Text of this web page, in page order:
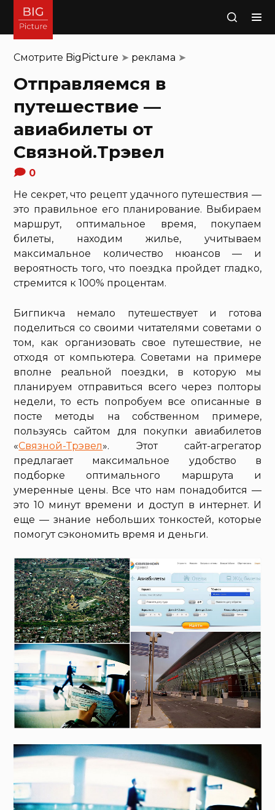
Поиск
Смотрите BigPicture ➤ реклама ➤
Отправляемся в
путешествие —
авиабилеты от
Связной.Трэвел
0
Не секрет, что рецепт удачного путешествия —
это правильное его планирование. Выбираем
маршрут, оптимальное время, покупаем
билеты, находим жилье, учитываем
максимальное количество нюансов — и
вероятность того, что поездка пройдет гладко,
стремится к 100% процентам.
Бигпикча немало путешествует и готова
поделиться со своими читателями советами о
том, как организовать свое путешествие, не
отходя от компьютера. Советами на примере
вполне реальной поездки, в которую мы
планируем отправиться всего через полторы
недели, то есть попробуем все описанные в
посте методы на собственном примере,
пользуясь сайтом для покупки авиабилетов
«Связной-Трэвел». Этот сайт-агрегатор
предлагает максимальное удобство в
подборке оптимального маршрута и
умеренные цены. Все что нам понадобится —
это 10 минут времени и доступ в интернет. И
еще — знание небольших тонкостей, которые
помогут сэкономить время и деньги.